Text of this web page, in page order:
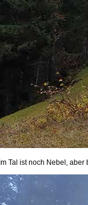
Im Tal ist noch Nebel,